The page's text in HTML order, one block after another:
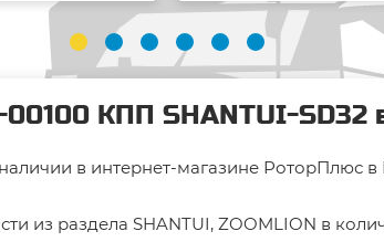
КПП SHANTUI-SD32
в интернет-магазине РоторПлюс
из раздела SHANTUI, ZOOMLION в